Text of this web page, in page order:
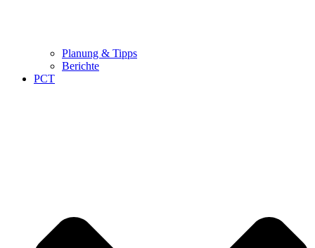
Planung & Tipps
Berichte
PCT